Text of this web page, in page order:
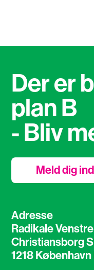
Adresse
Radikale Venstre
Christiansborg
1218 København
Der er
plan B
- Bliv
Meld dig